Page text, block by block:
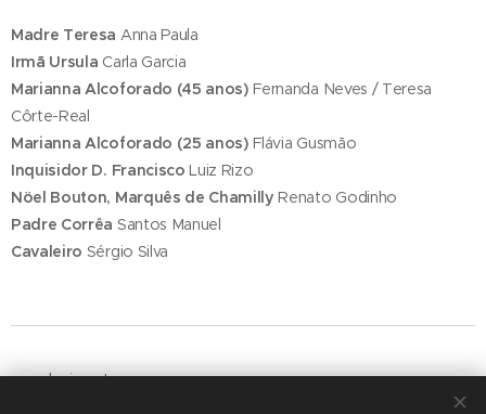
Madre Teresa Anna Paula
Irmã Ursula Carla Garcia
Marianna Alcoforado (45 anos)Fernanda Neves / Teresa
Côrte-Real
Marianna Alcoforado (25 anos) Flávia Gusmão
Inquisidor D. Francisco Luiz Rizo
Nöel Bouton, Marquês de ChamillyRenato Godinho
Padre Corrêa Santos Manuel
Cavaleiro Sérgio Silva
agradecimentos